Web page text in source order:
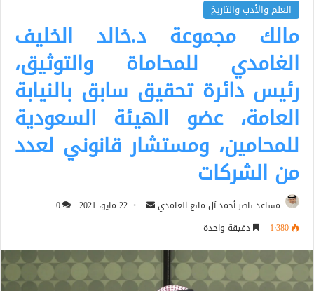
العلم والأدب والتاريخ
مالك مجموعة د.خالد الخليف
الغامدي للمحاماة والتوثيق،
رئيس دائرة تحقيق سابق بالنيابة
العامة، عضو الهيئة السعودية
للمحامين، ومستشار قانوني لعدد
من الشركات
مساعد ناصر أحمد آل مانع الغامدي
أرسل 22 مايو، 2021
0
1٬380
دقيقة واحدة